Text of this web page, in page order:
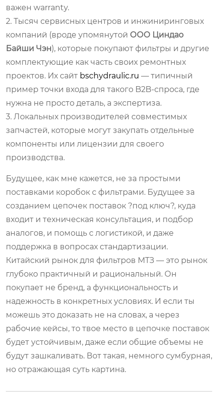
важен warranty.
2. Тысяч сервисных центров и инжиниринговых
компаний (вроде упомянутой ООО Циндао
Байши Чэн), которые покупают фильтры и другие
комплектующие как часть своих ремонтных
проектов. Их сайт bschydraulic.ru — типичный
пример точки входа для такого B2B-спроса, где
нужна не просто деталь, а экспертиза.
3. Локальных производителей совместимых
запчастей, которые могут закупать отдельные
компоненты или лицензии для своего
производства.
Будущее, как мне кажется, не за простыми
поставками коробок с фильтрами. Будущее за
созданием цепочек поставок ?под ключ?, куда
входит и техническая консультация, и подбор
аналогов, и помощь с логистикой, и даже
поддержка в вопросах стандартизации.
Китайский рынок для фильтров МТЗ — это рынок
глубоко практичный и рациональный. Он
покупает не бренд, а функциональность и
надежность в конкретных условиях. И если ты
можешь это доказать не на словах, а через
рабочие кейсы, то твое место в цепочке поставок
будет устойчивым, даже если общие объемы не
будут зашкаливать. Вот такая, немного сумбурная,
но отражающая суть картина.